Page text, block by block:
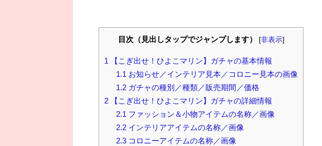
目次（見出しタップでジャンプします） [非表示]
1 【こぎ出せ！ひよこマリン】ガチャの基本情報
1.1 お知らせ／インテリア見本／コロニー見本の画像
1.2ガチャの種別／種類／販売期間／価格
2 【こぎ出せ！ひよこマリン】ガチャの詳細情報
2.1 ファッション＆小物アイテムの名称／画像
2.2インテリアアイテムの名称／画像
2.3コロニーアイテムの名称／画像